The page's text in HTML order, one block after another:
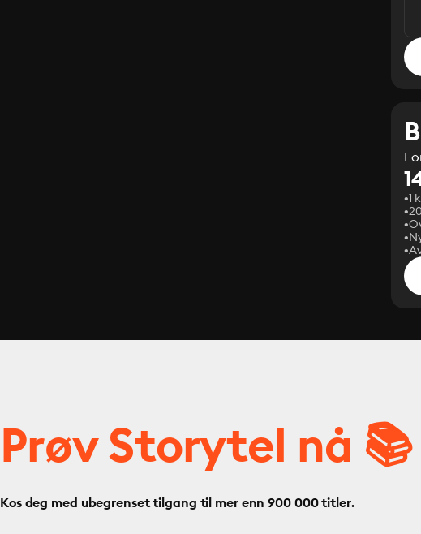
1
Prøv Storytel nå 📚
Kos deg med ubegrenset tilgang til mer enn 900 000 titler.